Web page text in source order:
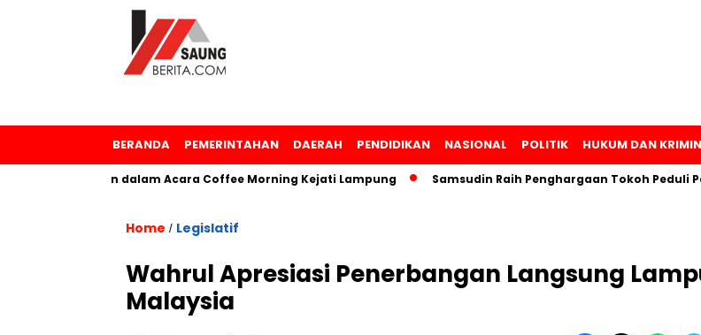
BERANDA PEMERINTAHAN DAERAH PENDIDIKAN NASIONAL POLITIK HUKUM DAN
Penghargaan dalam Acara Coffee Morning Kejati Lampung Samsudin Raih Penghargaan Tokoh Peduli
Home / Legislatif
Wahrul Apresiasi Penerbangan Langsung
Malaysia